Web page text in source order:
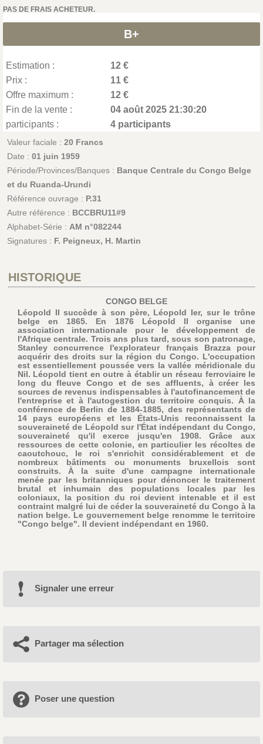
PAS DE FRAIS ACHETEUR.
B+
Estimation :
12 €
Prix :
11 €
Offre maximum :
12 €
Fin de la vente :
04 août 2025 21:30:20
participants :
4 participants
Valeur faciale : 20 Francs
Date : 01 juin 1959
Période/Provinces/Banques : Banque Centrale du Congo Belge
et du Ruanda-Urundi
Référence ouvrage : P.31
Autre référence : BCCBRU11#9
Alphabet-Série : AM n°082244
Signatures : F. Peigneux, H. Martin
HISTORIQUE
CONGO BELGE
Léopold II succède à son père, Léopold Ier, sur le trône
belge en 1865. En 1876 Léopold II organise une
association internationale pour le développement de
l'Afrique centrale. Trois ans plus tard, sous son patronage,
Stanley concurrence l'explorateur français Brazza pour
acquérir des droits sur la région du Congo. L'occupation
est essentiellement poussée vers la vallée méridionale du
Nil. Léopold tient en outre à établir un réseau ferroviaire le
long du fleuve Congo et de ses affluents, à créer les
sources de revenus indispensables à l'autofinancement de
l'entreprise et à l'autogestion du territoire conquis. À la
conférence de Berlin de 1884-1885, des représentants de
14 pays européens et les États-Unis reconnaissent la
souveraineté de Léopold sur l'État indépendant du Congo,
souveraineté qu'il exerce jusqu'en 1908. Grâce aux
ressources de cette colonie, en particulier les récoltes de
caoutchouc, le roi s'enrichit considérablement et de
nombreux bâtiments ou monuments bruxellois sont
construits. À la suite d'une campagne internationale
menée par les britanniques pour dénoncer le traitement
brutal et inhumain des populations locales par les
coloniaux, la position du roi devient intenable et il est
contraint malgré lui de céder la souveraineté du Congo à la
nation belge. Le gouvernement belge renomme le territoire
"Congo belge". Il devient indépendant en 1960.
Signaler une erreur
Partager ma sélection
Poser une question